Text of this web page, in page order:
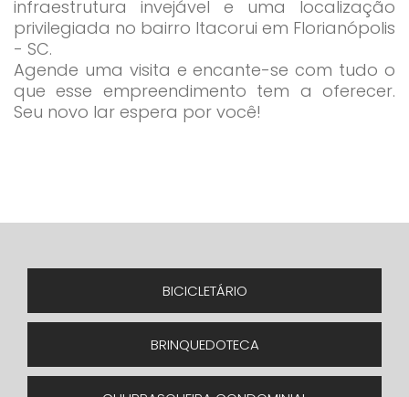
infraestrutura invejável e uma localização
privilegiada no bairro Itacorui em Florianópolis
- SC.
Agende uma visita e encante-se com tudo o
que esse empreendimento tem a oferecer.
Seu novo lar espera por você!
BICICLETÁRIO
BRINQUEDOTECA